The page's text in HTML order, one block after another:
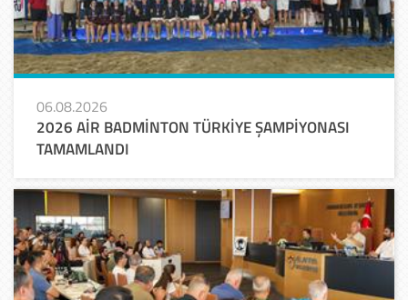
06.08.2026
2026 AİR BADMİNTON TÜRKİYE ŞAMPİYONASI
TAMAMLANDI